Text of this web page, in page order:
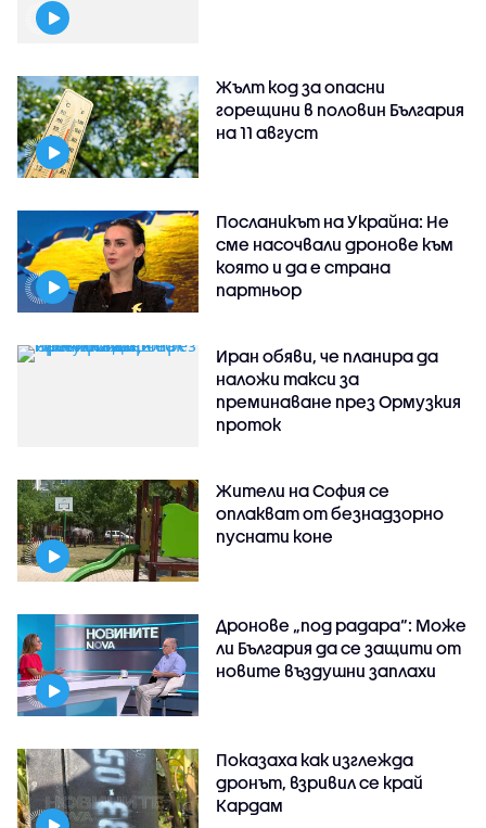
Жълт код за опасни
горещини в половин България
на 11 август
Посланикът на Украйна: Не
сме насочвали дронове към
която и да е страна
партньор
Иран обяви, че планира да
наложи такси за
преминаване през Ормузкия
проток
Жители на София се
оплакват от безнадзорно
пуснати коне
Дронове „под радара“: Може
ли България да се защити от
новите въздушни заплахи
Показаха как изглежда
дронът, взривил се край
Кардам